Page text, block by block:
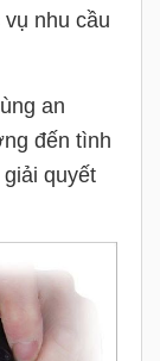
nhu cầu
an
đến tình
quyết